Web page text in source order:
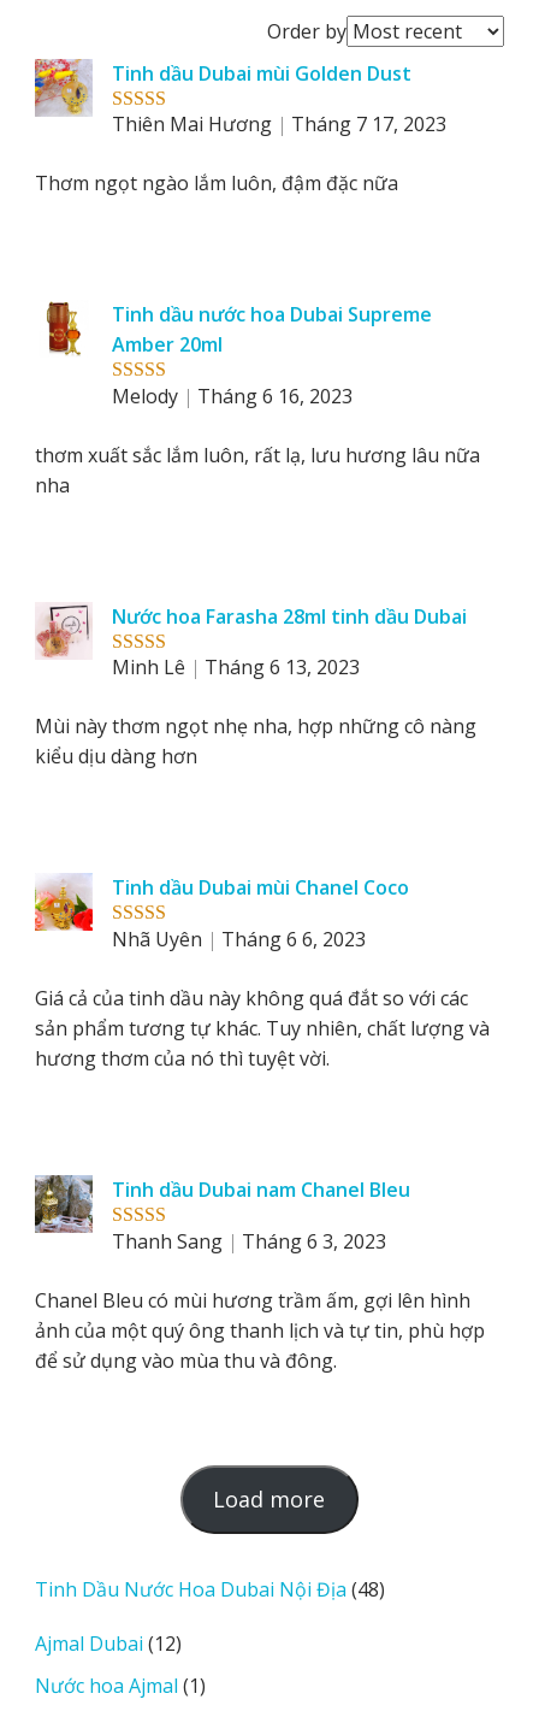
Order byOrder
by
Rated5 out
Tinh dầu Dubai mùi Golden Dust
Thiên Mai Hương
Tháng 7 17, 2023
Thơm ngọt ngào lắm luôn, đậm đặc nữa
Rated5out
Tinh dầu nước hoa Dubai Supreme
Amber 20ml
Melody
Tháng 6 16, 2023
thơm xuất sắc lắm luôn, rất lạ, lưu hương lâu nữa
nha
Rated 5out
Nước hoa Farasha 28ml tinh dầu Dubai
Minh Lê
Tháng 6 13, 2023
Mùi này thơm ngọt nhẹ nha, hợp những cô nàng
kiểu dịu dàng hơn
Rated5out
Tinh dầu Dubai mùi Chanel Coco
Nhã Uyên
Tháng 6 6, 2023
Giá cả của tinh dầu này không quá đắt so với các
sản phẩm tương tự khác. Tuy nhiên, chất lượng và
hương thơm của nó thì tuyệt vời.
Rated 5out
Tinh dầu Dubai nam Chanel Bleu
Thanh Sang
Tháng 6 3, 2023
Chanel Bleu có mùi hương trầm ấm, gợi lên hình
ảnh của một quý ông thanh lịch và tự tin, phù hợp
để sử dụng vào mùa thu và đông.
Load more
o
d
Tinh Dầu Nước Hoa Dubai Nội Địa 4848
Ajmal Dubai 1212
sản
phẩm
Nước hoa Ajmal 11